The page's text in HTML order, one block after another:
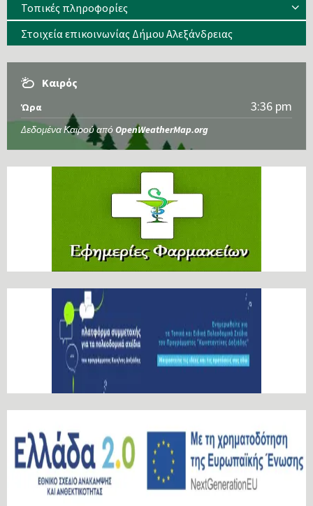
Τοπικές πληροφορίες
Στοιχεία επικοινωνίας Δήμου Αλεξάνδρειας
Καιρός
Ώρα 3:36 pm
Δεδομένα Καιρού από OpenWeatherMap.org